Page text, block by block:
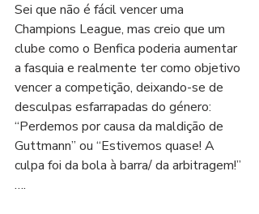
Sei que não é fácil vencer uma
Champions League, mas creio que um
clube como o Benfica poderia aumentar
a fasquia e realmente ter como objetivo
vencer a competição, deixando-se de
desculpas esfarrapadas do género:
“Perdemos por causa da maldição de
Guttmann” ou “Estivemos quase! A
culpa foi da bola à barra/ da arbitragem!”
….